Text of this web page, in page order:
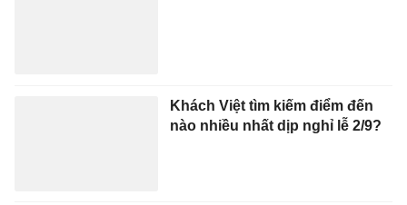
Khách Việt tìm kiếm điểm đến
nào nhiều nhất dịp nghỉ lễ 2/9?